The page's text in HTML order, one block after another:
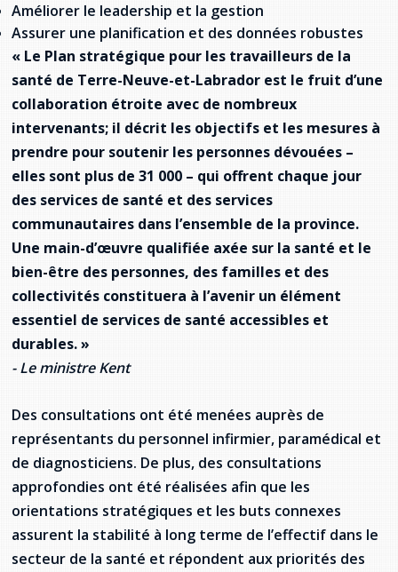
Améliorer le leadership et la gestion
Assurer une planification et des données robustes
« Le Plan stratégique pour les travailleurs de la
santé de Terre-Neuve-et-Labrador est le fruit d’une
collaboration étroite avec de nombreux
intervenants; il décrit les objectifs et les mesures à
prendre pour soutenir les personnes dévouées –
elles sont plus de 31 000 – qui offrent chaque jour
des services de santé et des services
communautaires dans l’ensemble de la province.
Une main-d’œuvre qualifiée axée sur la santé et le
bien-être des personnes, des familles et des
collectivités constituera à l’avenir un élément
essentiel de services de santé accessibles et
durables. »
- Le ministre Kent
Des consultations ont été menées auprès de
représentants du personnel infirmier, paramédical et
de diagnosticiens. De plus, des consultations
approfondies ont été réalisées afin que les
orientations stratégiques et les buts connexes
assurent la stabilité à long terme de l’effectif dans le
secteur de la santé et répondent aux priorités des